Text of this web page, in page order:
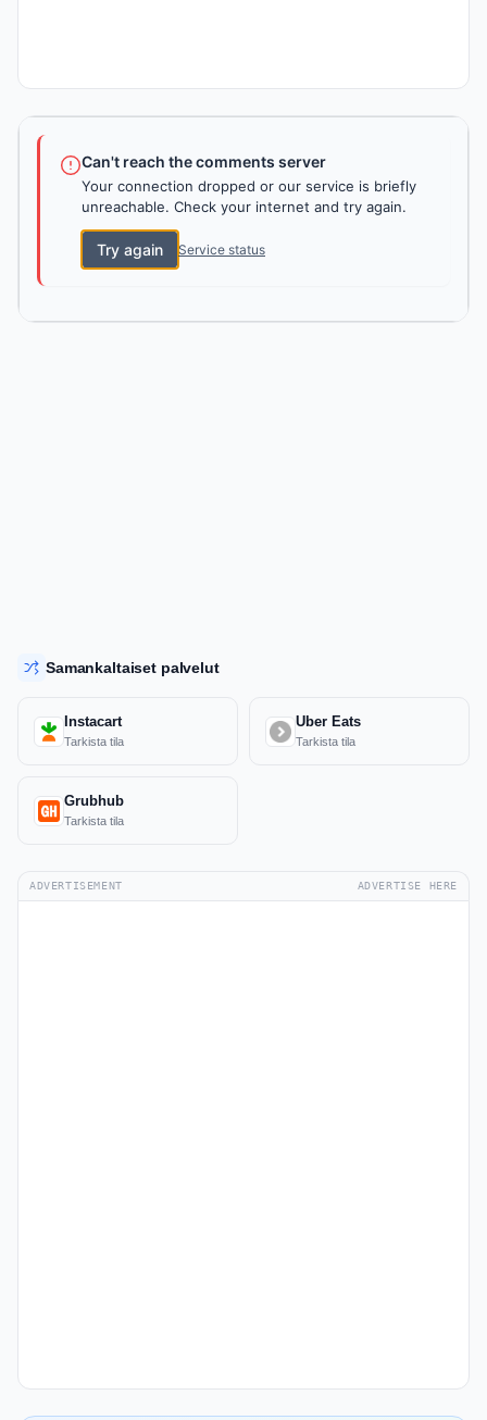
Can't reach the comments server
Your connection dropped or our service is briefly
unreachable. Check your internet and try again.
Try again Service status
Samankaltaiset palvelut
Instacart
Tarkista tila
Uber Eats
Tarkista tila
Grubhub
Tarkista tila
ADVERTISEMENT ADVERTISE HERE